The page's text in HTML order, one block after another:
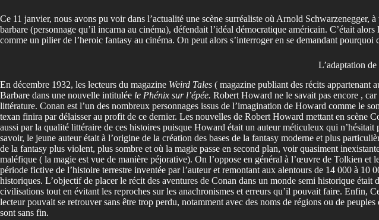
Ce 11 janvier, nous avons pu voir dans l’actualité une scène surréaliste où Arnold
barbare (personnage qu’il incarna au cinéma), défendait l’idéal démocratique américain. C’était
comme un pilier de l’heroic fantasy au cinéma. On peut alors s’interroger en se demandant
L’adaptation
En décembre 1932, les lecteurs du magazine Weird Tales ( magazine publiant des récits appartenant
Barbare dans une nouvelle intitulée le Phénix sur l’épée. Robert Howard ne le savait pas encore ,
littérature. Conan est l’un des nombreux personnages issus de l’imagination de Howard comme le
texan finira par délaisser au profit de ce dernier. Les nouvelles de Robert Howard mettant en scène
aussi par la qualité littéraire de ces histoires puisque Howard était un auteur méticuleux qui
savoir, le jeune auteur était à l’origine de la création des bases de la fantasy moderne et plus
de la fantasy plus violent, plus sombre et où la magie passe en second plan, voir quasiment
maléfique ( la magie est vue de manière péjorative). On l’oppose en général à l’œuvre de Tolkien
période fictive de l’histoire terrestre inventée par l’auteur et remontant aux alentours de 14 000 à
historiques. L’objectif de placer le récit des aventures de Conan dans un monde semi historique
civilisations tout en évitant les reproches sur les anachronismes et erreurs qu’il pouvait faire. Enfin,
lecteur pouvait se retrouver sans être trop perdu, notamment avec des noms de régions ou de
sont sans fin.